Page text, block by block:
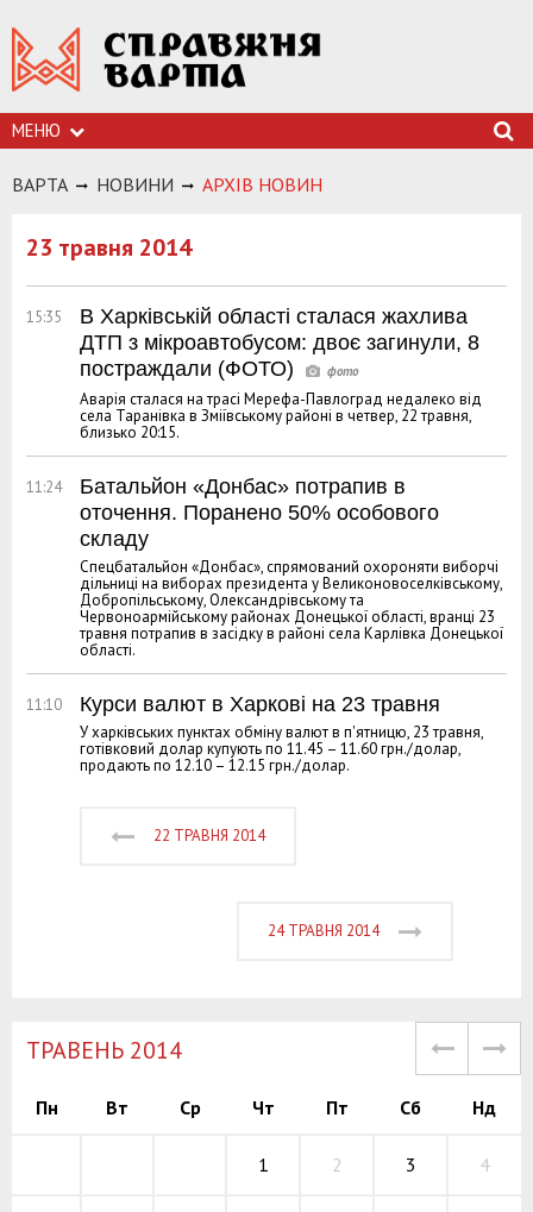
МЕНЮ
ВАРТА НОВИНИ АРХIВ НОВИН
23 травня 2014
15:35
В Харківській області сталася жахлива
ДТП з мікроавтобусом: двоє загинули, 8
постраждали (ФОТО)
Аварія сталася на трасі Мерефа-Павлоград недалеко від
села Таранівка в Зміївському районі в четвер, 22 травня,
близько 20:15.
11:24
Батальйон «Донбас» потрапив в
оточення. Поранено 50% особового
складу
Спецбатальйон «Донбас», спрямований охороняти виборчі
дільниці на виборах президента у Великоновоселківському,
Добропільському, Олександрівському та
Червоноармійському районах Донецької області, вранці 23
травня потрапив в засідку в районі села Карлівка Донецької
області.
11:10 Курси валют в Харкові на 23 травня
У харківських пунктах обміну валют в п'ятницю, 23 травня,
готівковий долар купують по 11.45 – 11.60 грн./долар,
продають по 12.10 – 12.15 грн./долар.
22 ТРАВНЯ 2014
24 ТРАВНЯ 2014
TРАВЕНЬ 2014
Пн Вт Ср Чт Пт Сб Нд
1 2 3 4